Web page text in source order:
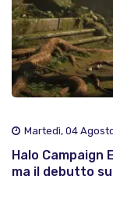
Martedì, 04
Halo Campaign
ma il debutto su